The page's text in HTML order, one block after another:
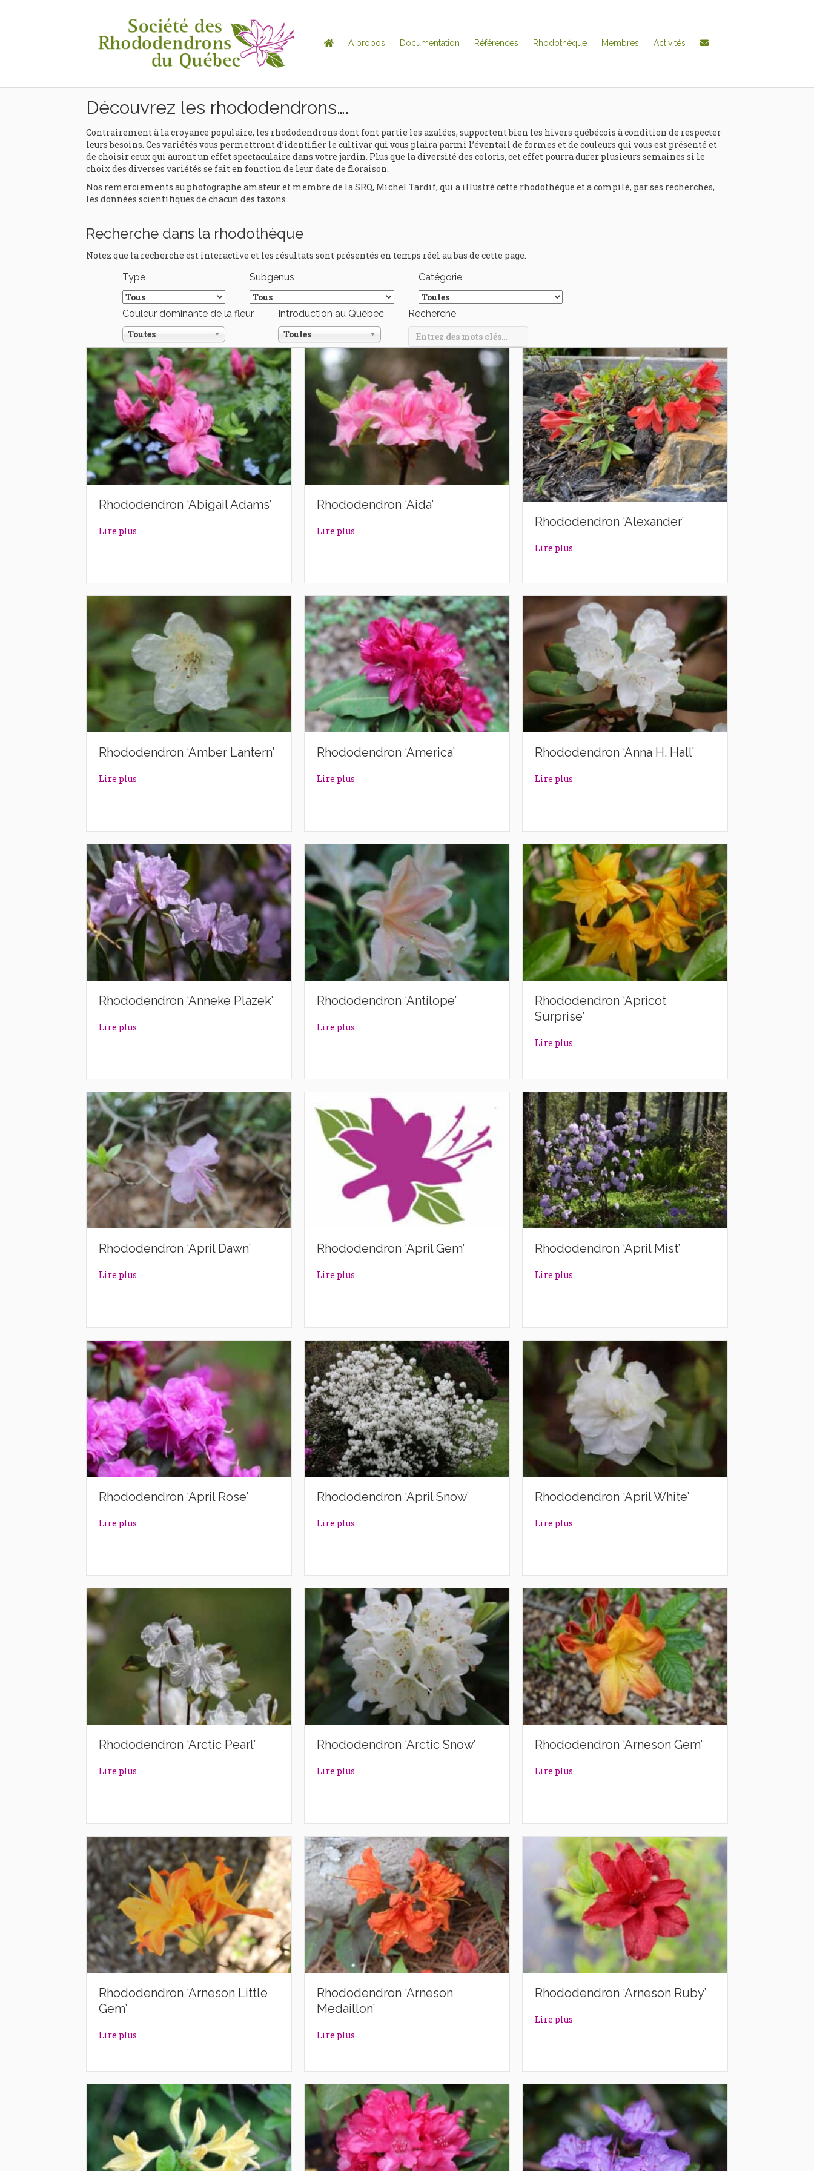
À propos Documentation Références Rhodothèque Membres Activités
Rhodothèque
Découvrez les rhododendrons….
Contrairement à la croyance populaire, les rhododendrons dont font partie les azalées, supportent bien les hivers québécois à condition de respecter
leurs besoins. Ces variétés vous permettront d’identifier le cultivar qui vous plaira parmi l’éventail de formes et de couleurs qui vous est présenté et
de choisir ceux qui auront un effet spectaculaire dans votre jardin. Plus que la diversité des coloris, cet effet pourra durer plusieurs semaines si le
choix des diverses variétés se fait en fonction de leur date de floraison.
Nos remerciements au photographe amateur et membre de la SRQ, Michel Tardif, qui a illustré cette rhodothèque et a compilé, par ses recherches,
les données scientifiques de chacun des taxons.
Recherche dans la rhodothèque
Notez que la recherche est interactive et les résultats sont présentés en temps réel au bas de cette page.
Type
Subgenus Catégorie
Couleur dominante de la fleur
Toutes
Introduction au Québec
Toutes
Recherche
Rhododendron ‘Abigail Adams’
Lire plus
Rhododendron ‘Aida’
Lire plus
Rhododendron ‘Alexander’
Lire plus
Rhododendron ‘Amber Lantern’
Lire plus
Rhododendron ‘America’
Lire plus
Rhododendron ‘Anna H. Hall’
Lire plus
Rhododendron ‘Anneke Plazek’
Lire plus
Rhododendron ‘Antilope’
Lire plus
Rhododendron ‘Apricot
Surprise’
Lire plus
Rhododendron ‘April Dawn’
Lire plus
Rhododendron ‘April Gem’
Lire plus
Rhododendron ‘April Mist’
Lire plus
Rhododendron ‘April Rose’
Lire plus
Rhododendron ‘April Snow’
Lire plus
Rhododendron ‘April White’
Lire plus
Rhododendron ‘Arctic Pearl’
Lire plus
Rhododendron ‘Arctic Snow’
Lire plus
Rhododendron ‘Arneson Gem’
Lire plus
Rhododendron ‘Arneson Little
Gem’
Lire plus
Rhododendron ‘Arneson
Medaillon’
Lire plus
Rhododendron ‘Arneson Ruby’
Lire plus